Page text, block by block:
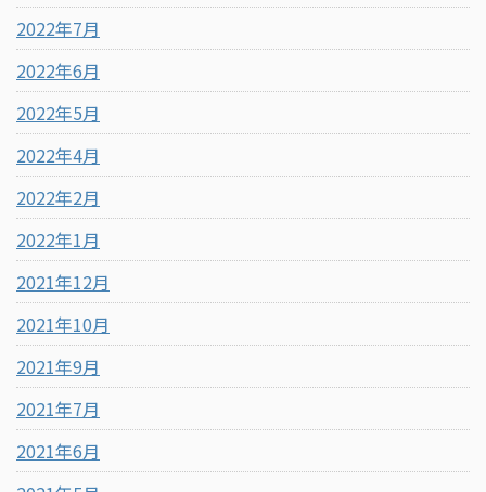
2022年7月
2022年6月
2022年5月
2022年4月
2022年2月
2022年1月
2021年12月
2021年10月
2021年9月
2021年7月
2021年6月